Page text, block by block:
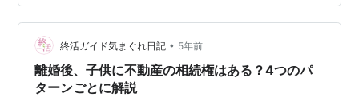
している子たちそれぞれから理由を聞く なぜそれをした
のか？と大人には理解できなくても、子どもなりの理由
があります。勝手にオモチャを取ったから叩いたとか、
相手がぶつかってきてイヤだったから蹴ったなど。悪気
があるわけじゃないのにやってしまって…
終活ガイド気まぐれ日記 • 5年前
離婚後、子供に不動産の相続権はある？4つのパ
ターンごとに解説